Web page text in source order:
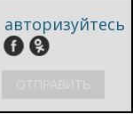
авторизуйтесь